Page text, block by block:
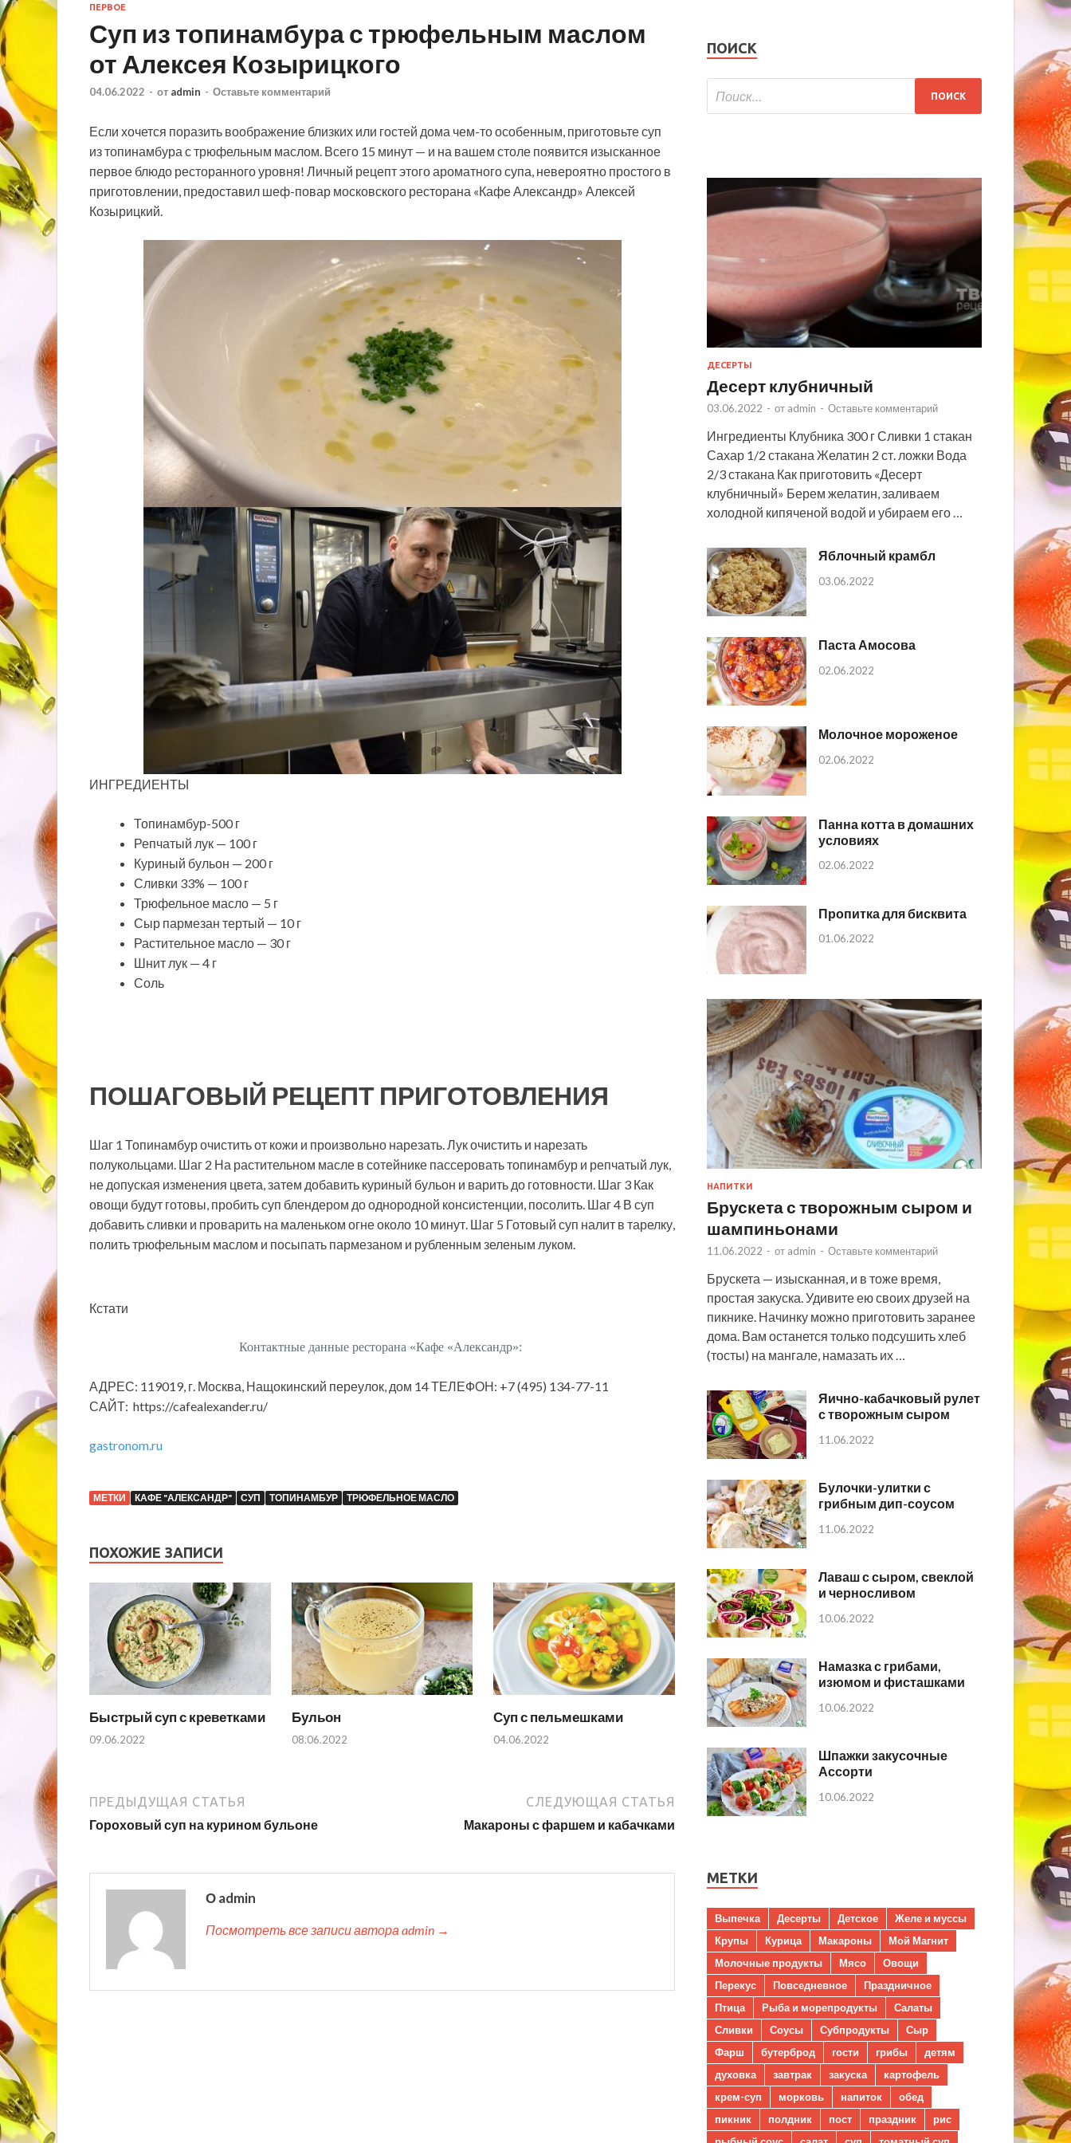
ПЕРВОЕ
Суп из топинамбура с трюфельным маслом
от Алексея Козырицкого
04.06.2022 - от admin - Оставьте комментарий
Если хочется поразить воображение близких или гостей дома чем-то особенным, приготовьте суп
из топинамбура с трюфельным маслом. Всего 15 минут — и на вашем столе появится изысканное
первое блюдо ресторанного уровня! Личный рецепт этого ароматного супа, невероятно простого в
приготовлении, предоставил шеф-повар московского ресторана «Кафе Александр» Алексей
Козырицкий.
ИНГРЕДИЕНТЫ
Топинамбур-500 г
Репчатый лук — 100 г
Куриный бульон — 200 г
Сливки 33% — 100 г
Трюфельное масло — 5 г
Сыр пармезан тертый — 10 г
Растительное масло — 30 г
Шнит лук — 4 г
Соль
ПОШАГОВЫЙ РЕЦЕПТ ПРИГОТОВЛЕНИЯ
Шаг 1 Топинамбур очистить от кожи и произвольно нарезать. Лук очистить и нарезать
полукольцами. Шаг 2 На растительном масле в сотейнике пассеровать топинамбур и репчатый лук,
не допуская изменения цвета, затем добавить куриный бульон и варить до готовности. Шаг 3 Как
овощи будут готовы, пробить суп блендером до однородной консистенции, посолить. Шаг 4 В суп
добавить сливки и проварить на маленьком огне около 10 минут. Шаг 5 Готовый суп налит в тарелку,
полить трюфельным маслом и посыпать пармезаном и рубленным зеленым луком.
Кстати
Контактные данные ресторана «Кафе «Александр»:
АДРЕС: 119019, г. Москва, Нащокинский переулок, дом 14 ТЕЛЕФОН: +7 (495) 134-77-11
САЙТ: https://cafealexander.ru/
gastronom.ru
МЕТКИ КАФЕ "АЛЕКСАНДР" СУП ТОПИНАМБУР ТРЮФЕЛЬНОЕ МАСЛО
ПОХОЖИЕ ЗАПИСИ
Быстрый суп с креветками
09.06.2022
Бульон
08.06.2022
Суп с пельмешками
04.06.2022
ПРЕДЫДУЩАЯ СТАТЬЯ
Гороховый суп на курином бульоне
СЛЕДУЮЩАЯ СТАТЬЯ
Макароны с фаршем и кабачками
О admin
Посмотреть все записи автора admin →
ПОИСК
ДЕСЕРТЫ
Десерт клубничный
03.06.2022 - от admin - Оставьте комментарий
Ингредиенты Клубника 300 г Сливки 1 стакан
Сахар 1/2 стакана Желатин 2 ст. ложки Вода
2/3 стакана Как приготовить «Десерт
клубничный» Берем желатин, заливаем
холодной кипяченой водой и убираем его …
Яблочный крамбл
03.06.2022
Паста Амосова
02.06.2022
Молочное мороженое
02.06.2022
Панна котта в домашних
условиях
02.06.2022
Пропитка для бисквита
01.06.2022
НАПИТКИ
Брускета с творожным сыром и
шампиньонами
11.06.2022 - от admin - Оставьте комментарий
Брускета — изысканная, и в тоже время,
простая закуска. Удивите ею своих друзей на
пикнике. Начинку можно приготовить заранее
дома. Вам останется только подсушить хлеб
(тосты) на мангале, намазать их …
Яично-кабачковый рулет
с творожным сыром
11.06.2022
Булочки-улитки с
грибным дип-соусом
11.06.2022
Лаваш с сыром, свеклой
и черносливом
10.06.2022
Намазка с грибами,
изюмом и фисташками
10.06.2022
Шпажки закусочные
Ассорти
10.06.2022
МЕТКИ
Выпечка Десерты Детское
Желе и муссы
Крупы
Курица Макароны
Мой Магнит
Молочные продукты
Мясо
Овощи
Перекус
Повседневное
Праздничное
Птица
Рыба и морепродукты
Салаты
Сливки
Соусы Субпродукты
Сыр
Фарш
бутерброд гости грибы
детям
духовка
завтрак закуска
картофель
крем-суп
морковь напиток
обед
пикник
полдник пост праздник
рис